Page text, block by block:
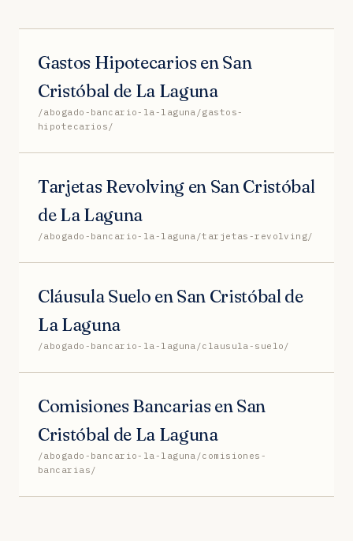
Gastos Hipotecarios en San
Cristóbal de La Laguna
/abogado-bancario-la-laguna/gastos-
hipotecarios/
Tarjetas Revolving en San Cristóbal
de La Laguna
/abogado-bancario-la-laguna/tarjetas-revolving/
Cláusula Suelo en San Cristóbal de
La Laguna
/abogado-bancario-la-laguna/clausula-suelo/
Comisiones Bancarias en San
Cristóbal de La Laguna
/abogado-bancario-la-laguna/comisiones-
bancarias/